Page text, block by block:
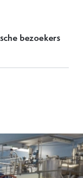
bezoekers